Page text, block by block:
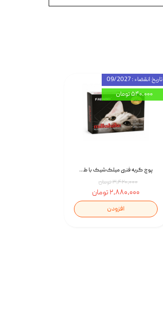
پوچ گربه فنبی میلک‌شیک با طعم مرغ Faenbei Cat Milk Shake Pouch بسته 12 عددی
۳,۴۲۰,۰۰۰ تومان
۲,۸۸۰,۰۰۰ تومان
افزودن
تاریخ انقضاء : 09/2027
۵۴۰,۰۰۰ تومان